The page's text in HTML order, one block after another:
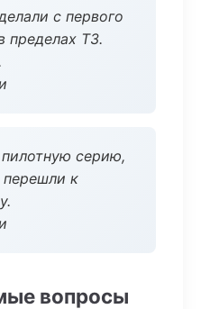
с первого
пределах ТЗ.
серию,
перешли к
вопросы